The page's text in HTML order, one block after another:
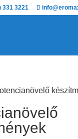
331 3221